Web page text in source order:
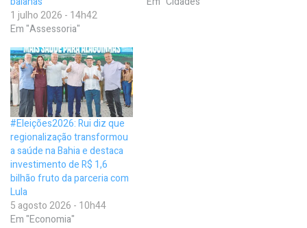
1 julho 2026 - 14h42
Em "Assessoria"
#Eleições2026: Rui diz que
regionalização transformou
a saúde na Bahia e destaca
investimento de R$ 1,6
bilhão fruto da parceria com
Lula
5 agosto 2026 - 10h44
Em "Economia"